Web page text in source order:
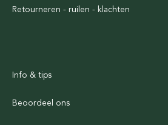
Retourneren - ruilen - klachten
Info & tips
Beoordeel ons